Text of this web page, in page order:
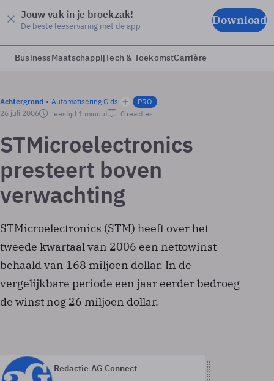
Jouw vak in je broekzak!
De beste leeservaring met de app Download
BusinessMaatschappijTech & ToekomstCarrière
Achtergrond Automatisering Gids
PRO
26 juli 2006
leestijd 1 minuut 0 reacties
STMicroelectronics
presteert boven
verwachting
STMicroelectronics (STM) heeft over het
tweede kwartaal van 2006 een nettowinst
behaald van 168 miljoen dollar. In de
vergelijkbare periode een jaar eerder bedroeg
de winst nog 26 miljoen dollar.
Redactie AG Connect